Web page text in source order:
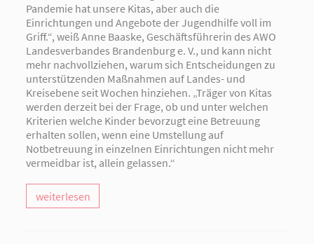
Pandemie hat unsere Kitas, aber auch die
Einrichtungen und Angebote der Jugendhilfe voll im
Griff.“, weiß Anne Baaske, Geschäftsführerin des AWO
Landesverbandes Brandenburg e. V., und kann nicht
mehr nachvollziehen, warum sich Entscheidungen zu
unterstützenden Maßnahmen auf Landes- und
Kreisebene seit Wochen hinziehen. „Träger von Kitas
werden derzeit bei der Frage, ob und unter welchen
Kriterien welche Kinder bevorzugt eine Betreuung
erhalten sollen, wenn eine Umstellung auf
Notbetreuung in einzelnen Einrichtungen nicht mehr
vermeidbar ist, allein gelassen.“
weiterlesen